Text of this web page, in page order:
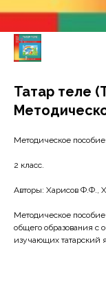
Татар теле
Методическое пособие.
2 класс.
Авторы: Харисов Ф.Ф.,
Методическое пособие
общего образования с
изучающих татарский